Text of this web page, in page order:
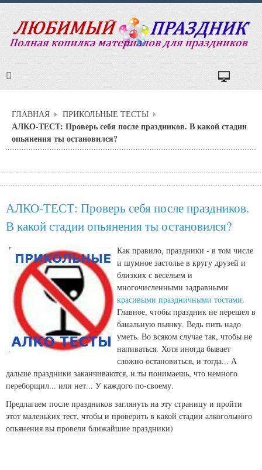
ГЛАВНАЯ ПРИКОЛЬНЫЕ ТЕСТЫ
АЛКО-ТЕСТ: Проверь себя после праздников. В какой стадии
опьянения ты остановился?
АЛКО-ТЕСТ: Проверь себя после праздников.
В какой стадии опьянения ты остановился?
Как правило, праздники - в том числе
и шумное застолье в кругу друзей и
близких с весельем и
многочисленными задравными
красивыми праздничными тостами.
Главное, чтобы праздник не перешел в
банальную пьянку. Ведь пить надо
уметь. Во всяком случае так, чтобы не
напиваться. Хотя иногда бывает
сложно остановиться, и тогда... А
дальше праздники заканчиваются, и ты понимаешь, что немного
переборщил... или нет... У каждого по-своему.
Предлагаем после праздников заглянуть на эту страницу и пройти
этот маленьких тест, чтобы и проверить в какой стадии алкогольного
опьянения вы провели ближайшие праздники)